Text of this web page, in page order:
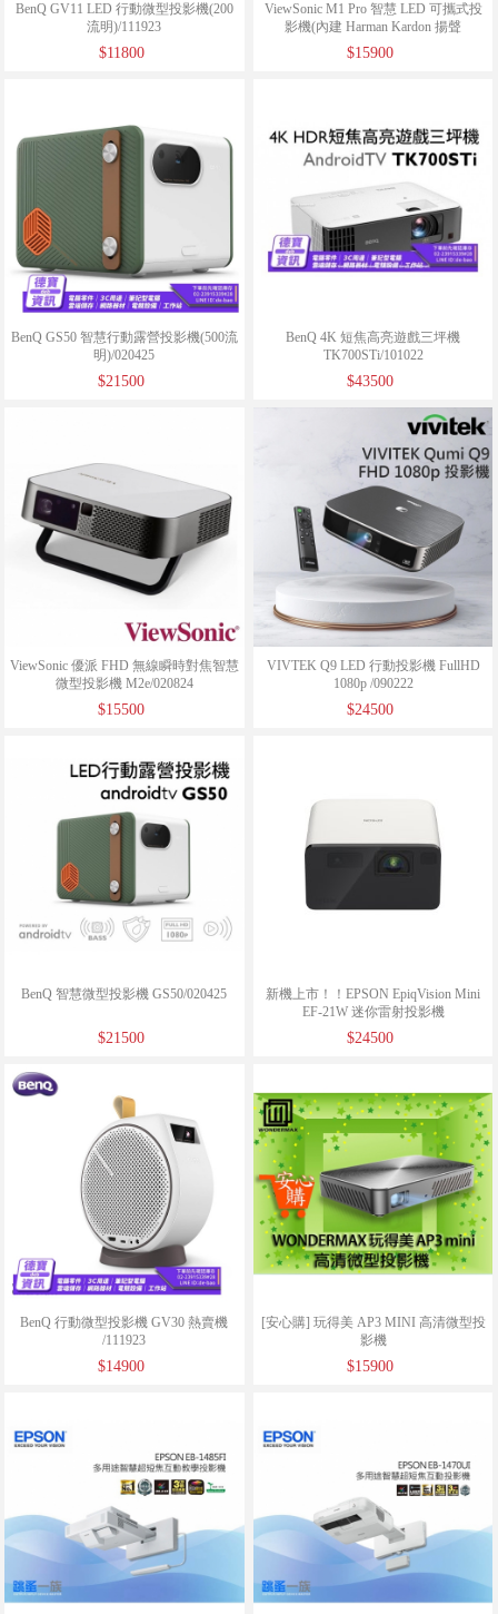
BenQ GV11 LED 行動微型投影機(200
流明)/111923
$11800
ViewSonic M1 Pro 智慧 LED 可攜式投
影機(內建 Harman Kardon 揚聲
器)/051724
$15900
BenQ GS50 智慧行動露營投影機(500流
明)/020425
$21500
BenQ 4K 短焦高亮遊戲三坪機
TK700STi/101022
$43500
ViewSonic 優派 FHD 無線瞬時對焦智慧
微型投影機 M2e/020824
$15500
VIVTEK Q9 LED 行動投影機 FullHD
1080p /090222
$24500
BenQ 智慧微型投影機 GS50/020425
$21500
新機上市！！EPSON EpiqVision Mini
EF-21W 迷你雷射投影機
$24500
BenQ 行動微型投影機 GV30 熱賣機
/111923
$14900
[安心購] 玩得美 AP3 MINI 高清微型投
影機
$15900